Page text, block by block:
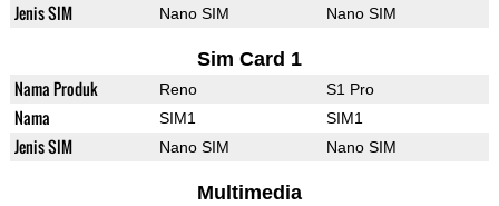
Jenis SIM Nano SIM Nano SIM
Sim Card 1
Nama Produk Reno S1 Pro
Nama SIM1 SIM1
Jenis SIM Nano SIM Nano SIM
Multimedia